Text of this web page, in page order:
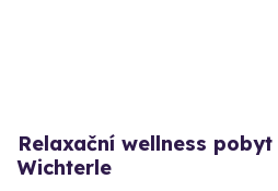
Relaxační wellness
Wichterle